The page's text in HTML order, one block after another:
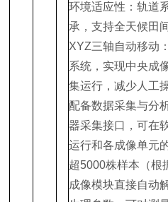
环境适应性‌：轨道
承，支持全天候田
XYZ三轴自动移动
系统，实现中央成
集运行，减少人工
配备数据采集与分
器采集接口，可在
运行和各成像单元
超5000株样本（根
成像模块直接自动